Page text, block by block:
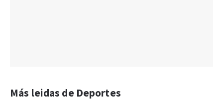
Más leidas de Deportes